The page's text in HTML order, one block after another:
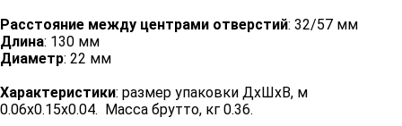
Расстояние между центрами отверстий: 32/57 мм
Длина: 130 мм
Диаметр: 22 мм
Характеристики: размер упаковки ДхШхВ, м
0.06x0.15x0.04. Масса брутто, кг 0.36.